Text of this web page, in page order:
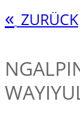
« ZURÜCK